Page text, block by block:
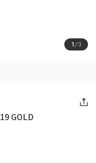
1/3
GOLD